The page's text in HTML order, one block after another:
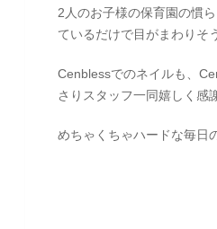
2人のお子様の保育園の慣
ているだけで目がまわりそ
Cenblessでのネイルも、
さりスタッフ一同嬉しく感
めちゃくちゃハードな毎日